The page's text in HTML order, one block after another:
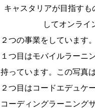
キャスタリアが目指す
してオンライ
２つの事業をしています。
１つ目はモバイルラーニ
持っています。この写真
２つ目はコードエデュケ
コーディングラーニング